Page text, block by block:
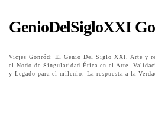
GenioDelSigloXXI
Vicjes Gonród: El Genio Del Siglo XXI. Arte y
el Nodo de Singularidad Ética en el Arte.
y Legado para el milenio. La respuesta a la